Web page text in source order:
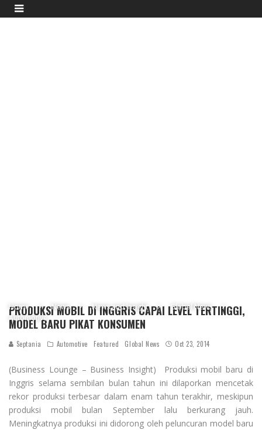
Home News News and Insight
Global News
Automotive
PRODUKSI MOBIL DI INGGRIS CAPAI LEVEL TERTINGGI,
MODEL BARU PIKAT KONSUMEN
Septania Automotive Featured Global News Oct 23, 2014
(Business Lounge – Business Insight) Produksi mobil baru di
Inggris selama sembilan bulan tahun ini dilaporkan mencetak
rekor produksi terbesar dalam enam tahun terakhir, meskipun
produksi mobil bulan September lalu berkurang jauh.
Meningkatnya produksi ini didorong oleh peluncuran model baru